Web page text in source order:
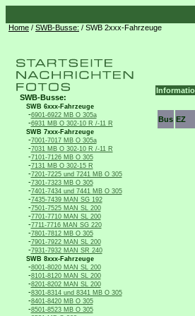
Home / SWB-Busse: / SWB 2xxx-Fahrzeuge
SWB-Busse:
SWB 6xxx-Fahrzeuge
-6901-6922 MB O 305a
-6931 MB O 302-10 R /-11 R
SWB 7xxx-Fahrzeuge
-7001-7017 MB O 305a
-7031 MB O 302-10 R /-11 R
-7101-7126 MB O 305
-7131 MB O 302-15 R
-7201-7225 und 7241 MB O 305
-7301-7323 MB O 305
-7401-7434 und 7441 MB O 305
-7435-7439 MAN SG 192
-7501-7525 MAN SL 200
-7701-7710 MAN SL 200
-7711-7716 MAN SG 220
-7801-7812 MB O 305
-7901-7922 MAN SL 200
-7931-7932 MAN SR 240
SWB 8xxx-Fahrzeuge
-8001-8020 MAN SL 200
-8101-8120 MAN SL 200
-8201-8202 MAN SL 200
-8301-8314 und 8341 MB O 305
-8401-8420 MB O 305
-8501-8523 MB O 305
Bus EZ